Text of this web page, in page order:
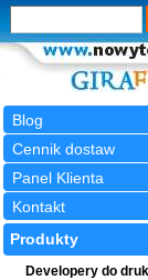
Blog
Cennik dostaw
Panel Klienta
Kontakt
Wyszukiwarka
szukaj
Produkty
Developery do